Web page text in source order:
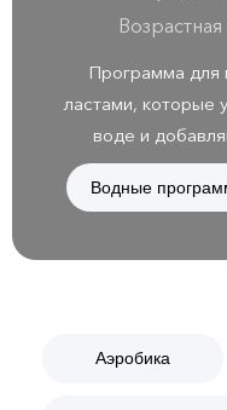
Программа для
ластами, которые
воде и
Водные
Аэробика